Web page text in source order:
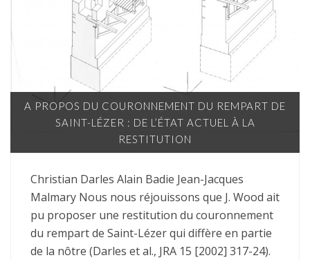
A PROPOS DU COURONNEMENT DU REMPART DE
SAINT-LÉZER : DE L’ÉTAT ACTUEL À LA
RESTITUTION
Christian Darles Alain Badie Jean-Jacques
Malmary Nous nous réjouissons que J. Wood ait
pu proposer une restitution du couronnement
du rempart de Saint-Lézer qui diffère en partie
de la nôtre (Darles et al., JRA 15 [2002] 317-24).